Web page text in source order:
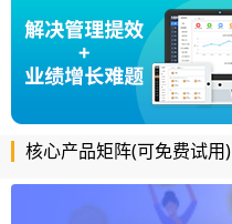
核心产品矩阵(可免费试用)